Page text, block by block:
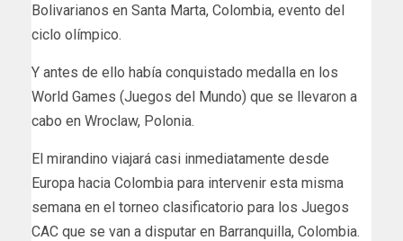
Bolivarianos en Santa Marta, Colombia, evento del
ciclo olímpico.
Y antes de ello había conquistado medalla en los
World Games (Juegos del Mundo) que se llevaron a
cabo en Wroclaw, Polonia.
El mirandino viajará casi inmediatamente desde
Europa hacia Colombia para intervenir esta misma
semana en el torneo clasificatorio para los Juegos
CAC que se van a disputar en Barranquilla, Colombia.